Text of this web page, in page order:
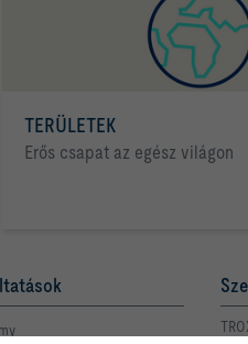
TERÜLETEK
Erős csapat az egész világon